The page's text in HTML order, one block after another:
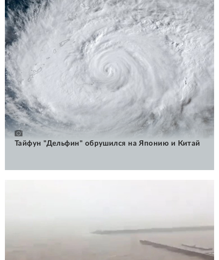
Тайфун "Дельфин" обрушился на Японию и Китай